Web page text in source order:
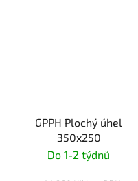
GPPH Plochý úhel
350x250
Do 1-2 týdnů